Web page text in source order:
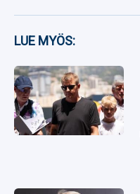
LUE MYÖS: